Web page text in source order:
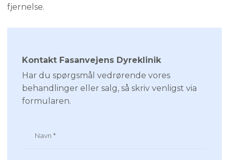
fjernelse.
Kontakt Fasanvejens Dyreklinik
Har du spørgsmål vedrørende vores
behandlinger eller salg, så skriv venligst via
formularen.​